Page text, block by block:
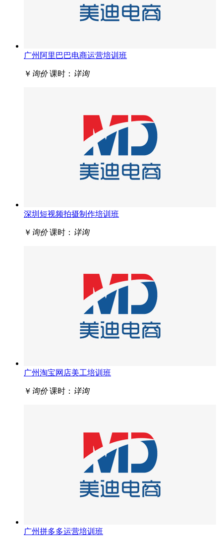
广州阿里巴巴电商运营培训班
￥ 询价 课时： 详询
深圳短视频拍摄制作培训班
￥ 询价 课时： 详询
广州淘宝网店美工培训班
￥ 询价 课时： 详询
广州拼多多运营培训班